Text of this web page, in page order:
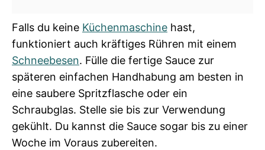
Falls du keine Küchenmaschine hast,
funktioniert auch kräftiges Rühren mit einem
Schneebesen. Fülle die fertige Sauce zur
späteren einfachen Handhabung am besten in
eine saubere Spritzflasche oder ein
Schraubglas. Stelle sie bis zur Verwendung
gekühlt. Du kannst die Sauce sogar bis zu einer
Woche im Voraus zubereiten.